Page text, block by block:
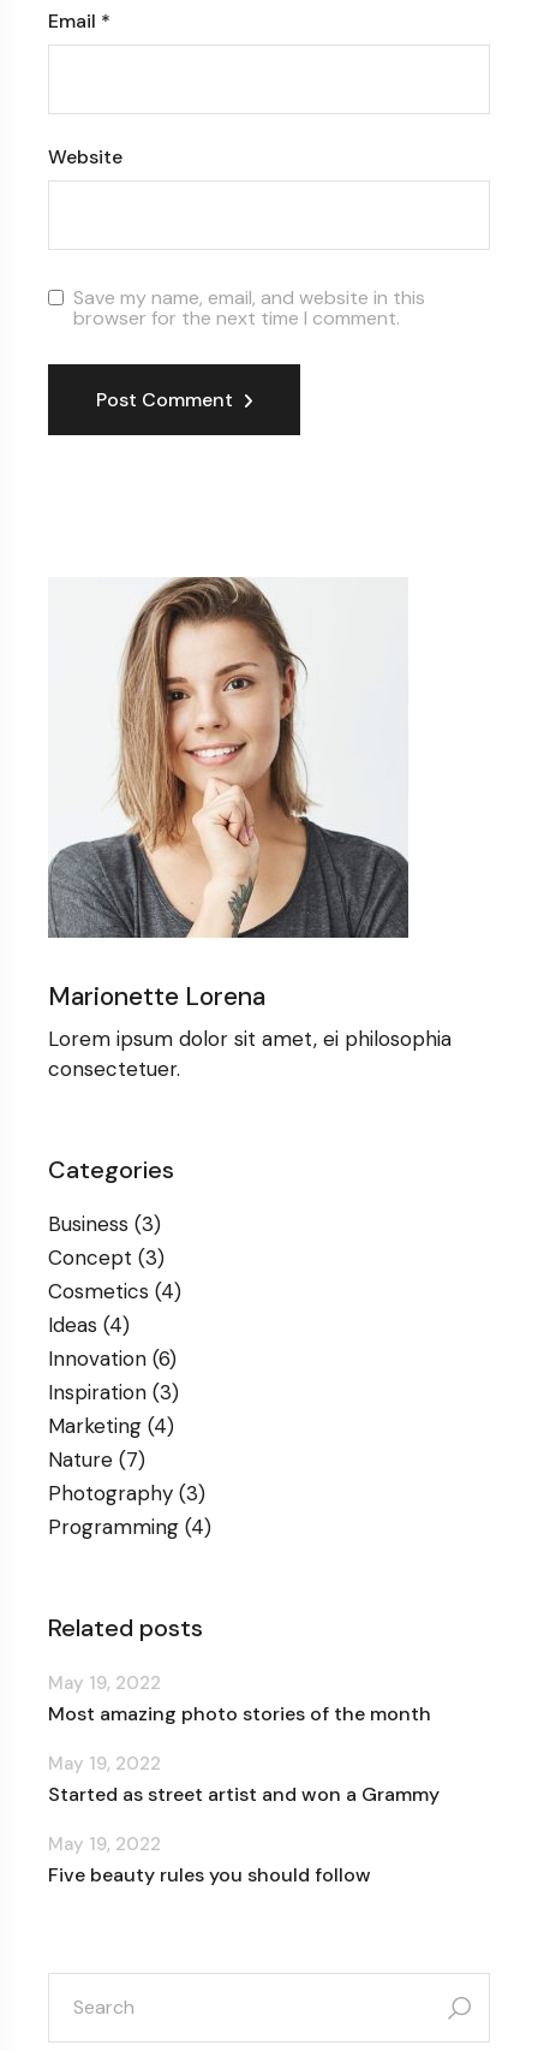
Email *
Website
Save my name, email, and website in this
browser for the next time I comment.
Post Comment
Marionette Lorena
Lorem ipsum dolor sit amet, ei philosophia
consectetuer.
Categories
Business (3)
Concept (3)
Cosmetics (4)
Ideas (4)
Innovation (6)
Inspiration (3)
Marketing (4)
Nature (7)
Photography (3)
Programming (4)
Related posts
Most amazing photo stories of the month
May 19, 2022
Started as street artist and won a Grammy
May 19, 2022
Five beauty rules you should follow
May 19, 2022
search
for: